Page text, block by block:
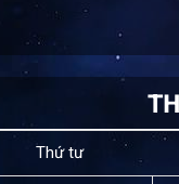
Thứ tư